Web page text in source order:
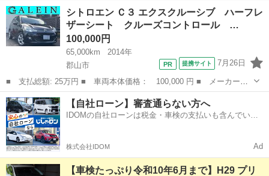
／オートエアコン／
（なし）
イール 衝突安全ボ
ディ エアコン パ
ワーステアリング
パワーウィンドウ
ーステアリング パ
ワーウィンドウ
（なし）
検
シトロエン Ｃ３ エクスクルーシブ ハーフレ
ザーシート クルーズコントロール …
100,000円
65,000km
2014年
郡山市
提携サイト 7月26日
■ 支払総額: 25万円 ■ 車両本体価格： 100,000 円 ■ メーカー
名： シトロエン ■ 車種名： Ｃ３ ■ グレード名： エクスクル
ーシブ ハーフレザーシート クルーズコントロール ＥＴＣ 純正
ＡＷ フォグ オ...
福島 郡山市 その他 シトロエン
【自社ローン】審査通らない方へ
IDOMの自社ローンは税金・車検の支払いも含んでいる
株式会社IDOM Ad
【車検たっぷり令和10年6月まで】H29 プリ